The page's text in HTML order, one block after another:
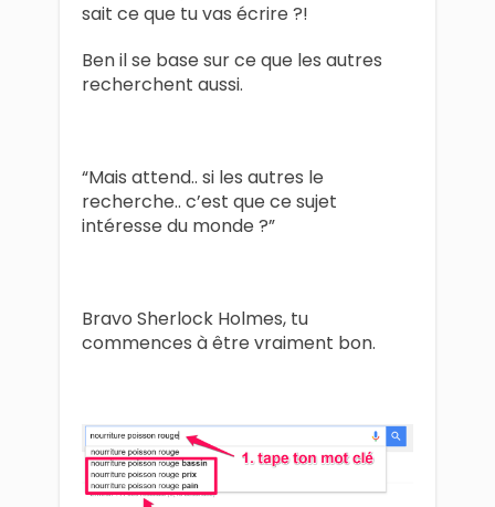
sait ce que tu vas écrire ?!
Ben il se base sur ce que les autres
recherchent aussi.
“Mais attend.. si les autres le
recherche.. c’est que ce sujet
intéresse du monde ?”
Bravo Sherlock Holmes, tu
commences à être vraiment bon.